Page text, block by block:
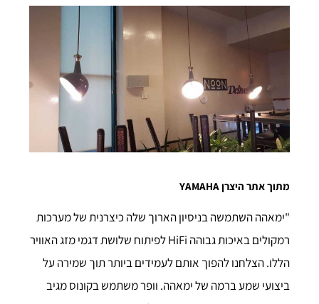
מתוך אתר היצרן YAMAHA
"ימאהה השתמשה בניסיון הארוך שלה כיצרנית של מערכות
רמקולים באיכות גבוהה HiFi לפיתוח שלושת דגמי מזג האוויר
מאוד וטוויטר כיפה רך מקורר נוזלים, שניהם מעובדים
במיוחד לעמידות במים. המבנה הפנימי תוכנן בקפידה ליישור
זמן אופטימלי בין שתי היחידות, ומספק דימות קול תקינה.
מוליך גל ומבלט קדמי מבטיחים מאפייני פיזור קול טובים.